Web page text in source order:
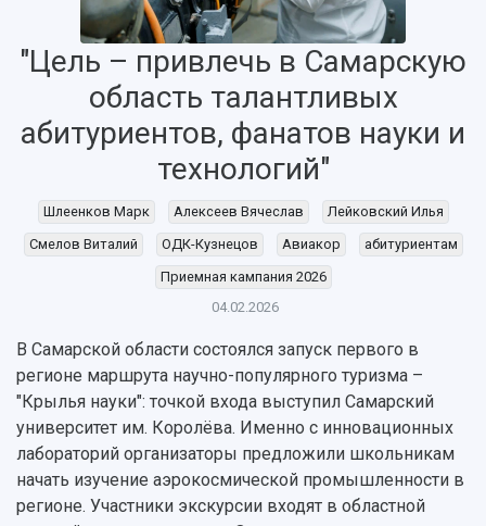
НАЗАД
Об университете
История
Ключевые факты
Рейтинги
Руководство
Новости
Главные новости
Бортжурнал
Объявления
События
Образование
Почему я выбираю Самарский университет?
Абитуриенту
Бакалавриат и специалитет
Магистратура
Аспирантура
Научно-исследовательская деятельность
Основные научные направления
Научные школы и ведущие научные коллективы
Диссертационные советы
Подготовка научных кадров
Конкурс на замещение должностей научных
"Цель – привлечь в Самарскую
область талантливых
абитуриентов, фанатов науки и
технологий"
Шлеенков Марк Алексеев Вячеслав
Лейковский Илья
Смелов Виталий
ОДК-Кузнецов Авиакор
абитуриентам
Приемная кампания 2026
04.02.2026
В Самарской области состоялся запуск первого в
регионе маршрута научно-популярного туризма –
"Крылья науки": точкой входа выступил Самарский
университет им. Королёва. Именно с инновационных
лабораторий организаторы предложили школьникам
начать изучение аэрокосмической промышленности в
регионе. Участники экскурсии входят в областной